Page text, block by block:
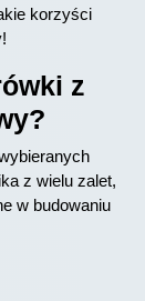
korzyści
z
z wielu zalet,
w budowaniu